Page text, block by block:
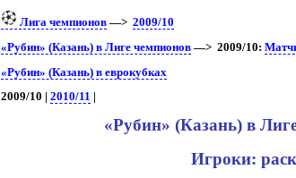
Лига чемпионов —>2009/10
«Рубин» (Казань) в Лиге чемпионов —> 2009/10:
«Рубин» (Казань) в еврокубках
2009/10 |2010/11
«Рубин» (Казань) в
Игроки: